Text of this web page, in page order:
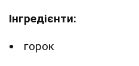
Інгредієнти:
горок